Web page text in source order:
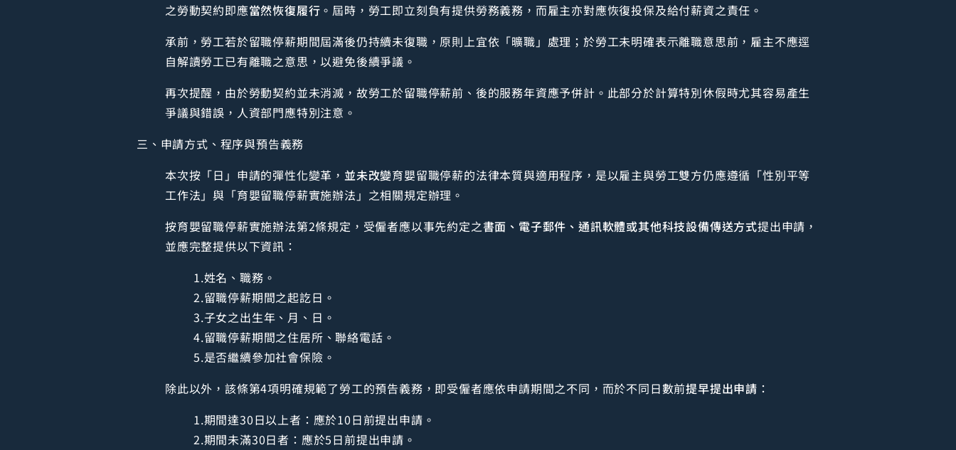
之勞動契約即應當然恢復履行 。屆時，勞工即立刻負有提供勞務義務，而雇主亦對應恢復投保及給付薪資之責任。
承前，勞工若於留職停薪期間屆滿後仍持續未復職，原則上宜依「曠職」處理；於勞工未明確表示離職意思前，雇主不應逕
自解讀勞工已有離職之意思，以避免後續爭議。
再次提醒，由於勞動契約並未消滅，故勞工於留職停薪前、後的服務年資應予併計。此部分於計算特別休假時尤其容易產生
爭議與錯誤，人資部門應特別注意。
三、申請方式、程序與預告義務
本次按「日」申請的彈性化變革，並未改變育嬰留職停薪的法律本質與適用程序，是以雇主與勞工雙方仍應遵循「性別平等
工作法」與「育嬰留職停薪實施辦法」之相關規定辦理。
按育嬰留職停薪實施辦法第2條規定，受僱者應以事先約定之書面、電子郵件、通訊軟體或其他科技設備傳送方式提出申請，
並應完整提供以下資訊：
1.姓名、職務。
2.留職停薪期間之起訖日。
3.子女之出生年、月、日。
4.留職停薪期間之住居所、聯絡電話。
5.是否繼續參加社會保險。
除此以外，該條第4項明確規範了勞工的預告義務，即受僱者應依申請期間之不同，而於不同日數前提早提出申請 ：
1.期間達30日以上者：應於10日前提出申請。
2.期間未滿30日者：應於5日前提出申請。